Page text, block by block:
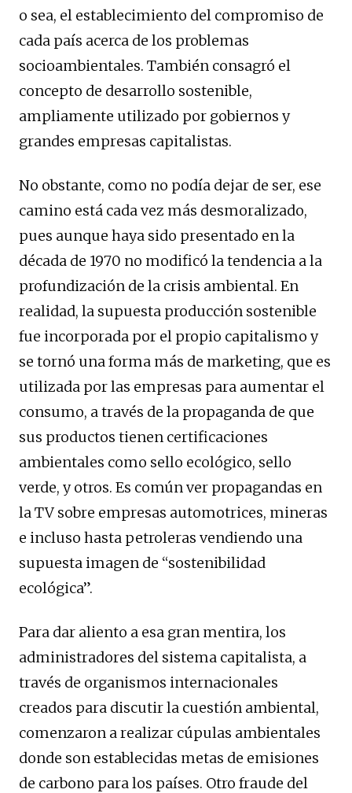
o sea, el establecimiento del compromiso de
cada país acerca de los problemas
socioambientales. También consagró el
concepto de desarrollo sostenible,
ampliamente utilizado por gobiernos y
grandes empresas capitalistas.
No obstante, como no podía dejar de ser, ese
camino está cada vez más desmoralizado,
pues aunque haya sido presentado en la
década de 1970 no modificó la tendencia a la
profundización de la crisis ambiental. En
realidad, la supuesta producción sostenible
fue incorporada por el propio capitalismo y
se tornó una forma más de marketing, que es
utilizada por las empresas para aumentar el
consumo, a través de la propaganda de que
sus productos tienen certificaciones
ambientales como sello ecológico, sello
verde, y otros. Es común ver propagandas en
la TV sobre empresas automotrices, mineras
e incluso hasta petroleras vendiendo una
supuesta imagen de “sostenibilidad
ecológica”.
Para dar aliento a esa gran mentira, los
administradores del sistema capitalista, a
través de organismos internacionales
creados para discutir la cuestión ambiental,
comenzaron a realizar cúpulas ambientales
donde son establecidas metas de emisiones
de carbono para los países. Otro fraude del